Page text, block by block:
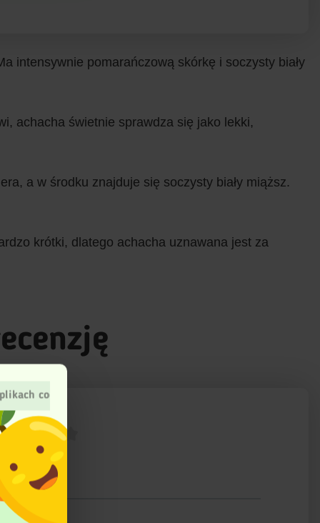
cookies
intensywnie pomarańczową skórkę i soczysty biały
achacha świetnie sprawdza się jako lekki,
a w środku znajduje się soczysty biały miąższ.
krótki, dlatego achacha uznawana jest za